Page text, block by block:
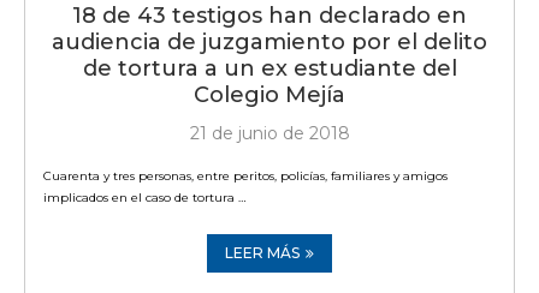
18 de 43 testigos han declarado en
audiencia de juzgamiento por el delito
de tortura a un ex estudiante del
Colegio Mejía
21 de junio de 2018
Cuarenta y tres personas, entre peritos, policías, familiares y amigos
implicados en el caso de tortura …
LEER MÁS